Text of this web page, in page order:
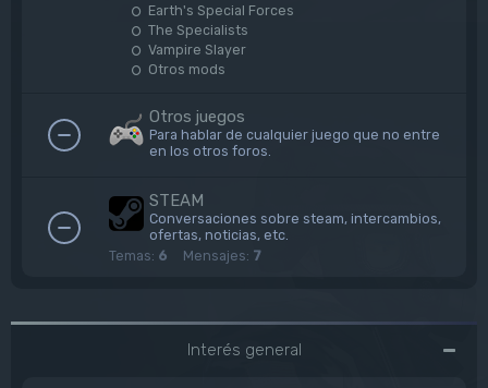
Earth's Special Forces
The Specialists
Vampire Slayer
Otros mods
Otros juegos
Para hablar de cualquier juego que no entre
en los otros foros.
STEAM
Conversaciones sobre steam, intercambios,
ofertas, noticias, etc.
Temas: 6 Mensajes: 7
Interés general